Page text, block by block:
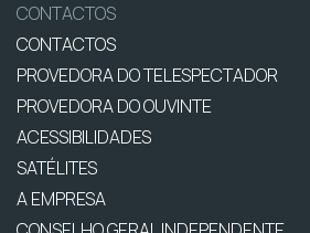
CONTACTOS
CONTACTOS
PROVEDORA DO TELESPECTADOR
PROVEDORA DO OUVINTE
ACESSIBILIDADES
SATÉLITES
A EMPRESA